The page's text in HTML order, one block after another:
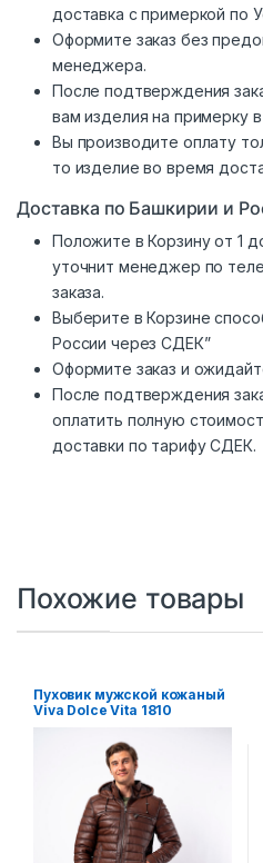
доставка с примеркой по
Оформите заказ без
менеджера.
После подтверждения
вам изделия на примерку
Вы производите оплату
то изделие во время
Доставка по Башкирии и
Положите в Корзину от 1
уточнит менеджер по
заказа.
Выберите в Корзине
России через СДЕК”
Оформите заказ и
После подтверждения
оплатить полную
доставки по тарифу СДЕК.
Похожие товары
Пуховик мужской кожаный
Viva Dolce Vita 1810